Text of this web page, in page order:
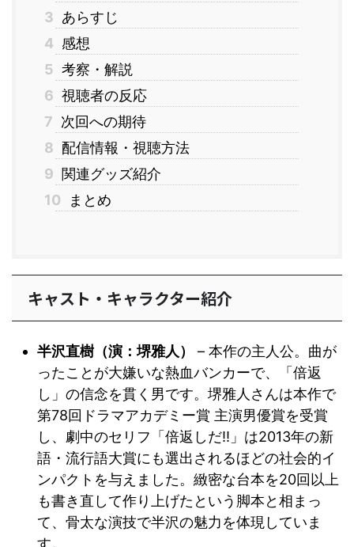
3 あらすじ
4 感想
5 考察・解説
6 視聴者の反応
7 次回への期待
8 配信情報・視聴方法
9 関連グッズ紹介
10
まとめ
キャスト・キャラクター紹介
半沢直樹（演：堺雅人）
– 本作の主人公。曲が
ったことが大嫌いな熱血バンカーで、「倍返
し」の信念を貫く男です。堺雅人さんは本作で
第78回ドラマアカデミー賞 主演男優賞を受賞
し、劇中のセリフ「倍返しだ!!」は2013年の新
語・流行語大賞にも選出されるほどの社会的イ
ンパクトを与えました。緻密な台本を20回以上
も書き直して作り上げたという脚本と相まっ
て、骨太な演技で半沢の魅力を体現していま
す。